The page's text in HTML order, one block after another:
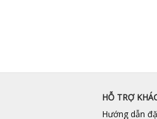
HỖ TRỢ
Hướng dẫn